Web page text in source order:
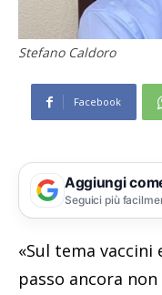
Stefano Caldoro
Facebook
Aggiungi
Seguici più
«Sul tema
passo ancora